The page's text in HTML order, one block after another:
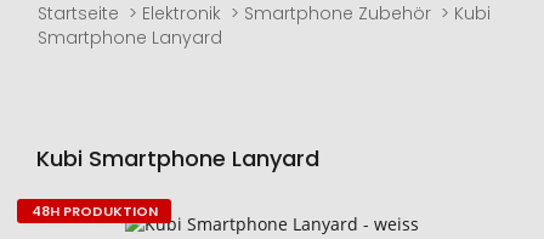
Startseite Elektronik Smartphone Zubehör
Kubi
Smartphone Lanyard
Kubi Smartphone Lanyard
Zum
48H PRODUKTION